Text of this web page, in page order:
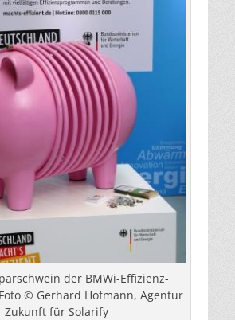
der BMWi-Effizienz-
© Gerhard Hofmann, Agentur
Zukunft für Solarify